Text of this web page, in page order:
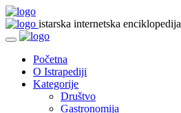
istarska internetska enciklopedija
Početna
O Istrapediji
Kategorije
Društvo
Gastronomija